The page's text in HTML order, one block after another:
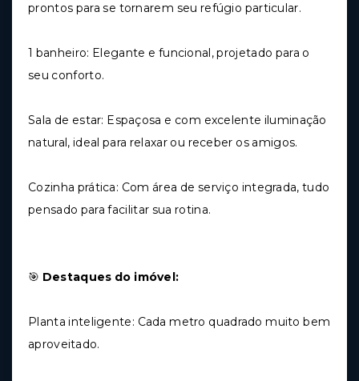
prontos para se tornarem seu refúgio particular.
1 banheiro: Elegante e funcional, projetado para o
seu conforto.
Sala de estar: Espaçosa e com excelente iluminação
natural, ideal para relaxar ou receber os amigos.
Cozinha prática: Com área de serviço integrada, tudo
pensado para facilitar sua rotina.
🎯 Destaques do imóvel:
Planta inteligente: Cada metro quadrado muito bem
aproveitado.